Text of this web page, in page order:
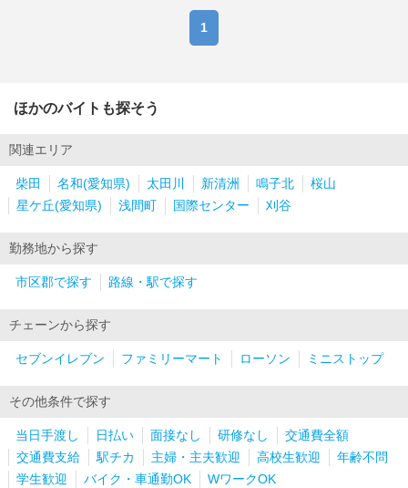
1
ほかのバイトも探そう
関連エリア
柴田 名和(愛知県) 太田川 新清洲 鳴子北
桜山
星ケ丘(愛知県)
浅間町 国際センター 刈谷
勤務地から探す
市区郡で探す 路線・駅で探す
チェーンから探す
セブンイレブン ファミリーマート ローソン ミニストップ
その他条件で探す
当日手渡し 日払い 面接なし 研修なし
交通費全額
交通費支給
駅チカ 主婦・主夫歓迎 高校生歓迎
年齢不問
学生歓迎
バイク・車通勤OK WワークOK